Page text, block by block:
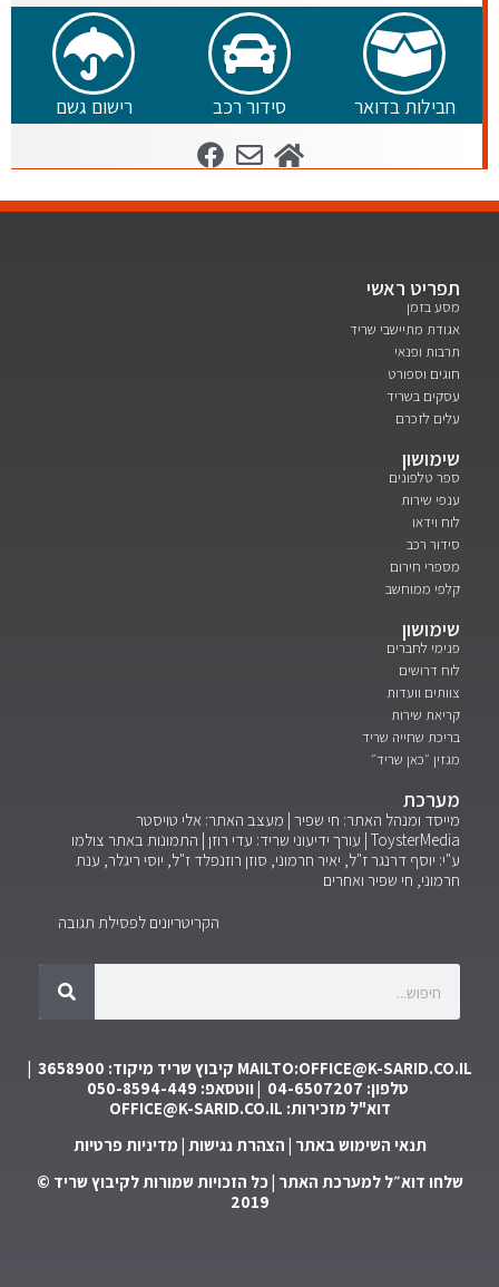
חבילות בדואר סידור רכב רישום גשם
תפריט ראשי
מסע בזמן
אגודת מתיישבי שריד
תרבות ופנאי
חוגים וספורט
עסקים בשריד
עלים לזכרם
שימושון
ספר טלפונים
ענפי שירות
לוח וידאו
סידור רכב
מספרי חירום
קלפי ממוחשב
שימושון
פנימי לחברים
לוח דרושים
צוותים וועדות
קריאת שירות
בריכת שחייה שריד
מגזין ״כאן שריד״
מערכת
מייסד ומנהל האתר: חי שפיר | מעצב האתר: אלי טויסטר
ToysterMedia | עורך ידיעוני שריד: עדי רוזן | התמונות באתר צולמו
ע"י: יוסף דרנגר ז"ל, יאיר חרמוני, סוזן רוזנפלד ז"ל, יוסי ריגלר, ענת
חרמוני, חי שפיר ואחרים
הקריטריונים לפסילת תגובה
MAILTO:OFFICE@K-SARID.CO.IL
טלפון: 04-6507207 | ווטסאפ: 050-8594-449
דוא"ל מזכירות: OFFICE@K-SARID.CO.IL
תנאי השימוש באתר הצהרת נגישות מדיניות פרטיות
שלחו דוא״ל למערכת האתר | כל הזכויות שמורות לקיבוץ שריד ©
2019